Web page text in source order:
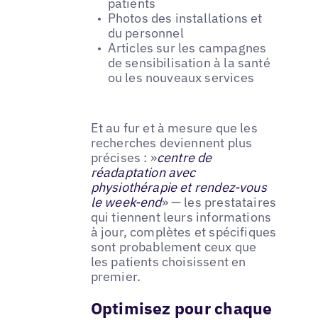
Photos des installations et
du personnel
Articles sur les campagnes
de sensibilisation à la santé
ou les nouveaux services
Et au fur et à mesure que les
recherches deviennent plus
précises : »centre de
réadaptation avec
physiothérapie et rendez-vous
le week-end» — les prestataires
qui tiennent leurs informations
à jour, complètes et spécifiques
sont probablement ceux que
les patients choisissent en
premier.
Optimisez pour chaque